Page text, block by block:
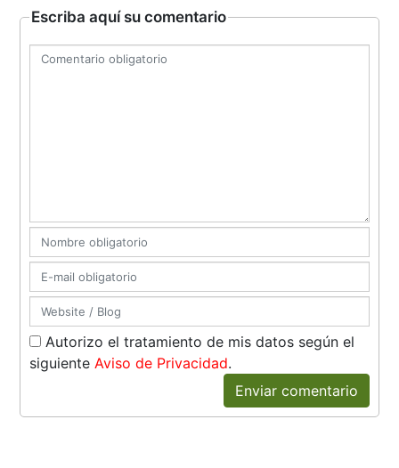
Escriba aquí su comentario
Autorizo el tratamiento de mis datos según el
siguienteAviso de Privacidad.
Enviar comentario